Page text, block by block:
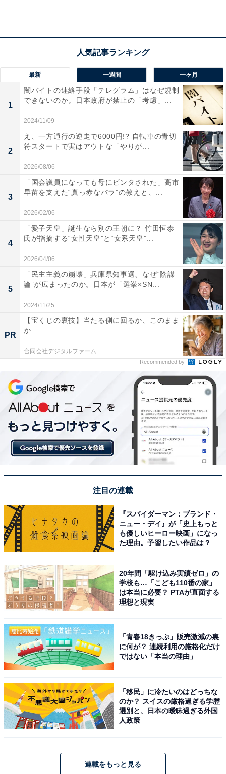
いるようです。
現在のパートナーとの結婚に踏み込めない理由1位
「結婚したくない、悩んでいる理由は何ですか？」と質
問したところ、以下のような結果になりました。
ける（44.7％）」「結婚後の生活がイメージできない
（36.6％）」「生活（家事・育児）について意見が合わ
ない（13.8％）「金銭感覚が合わない（12.2％）」など
の意見が。
対する未婚女性も「結婚の決め手に欠ける（40.4％）」
という理由が1位となり、「結婚後の生活がイメージで
きない（29.8％）」「金銭感覚が合わない（21.2％）」
「生活（家事・育児）について意見が合わない
（18.3％）」と、似たような回答となりました。
今のパートナーとお付き合いをしていて、結婚に踏み切
由はなくても「結婚は違うかな…」と感じる方が多いの
かもしれません。また、一緒に生活を共にするイメージ
最新 一週間 一ヶ月
1
闇バイトの連絡手段「テレグラム」はなぜ規制
できないのか。日本政府が禁止の「考慮」...
2024/11/09
2
え、一方通行の逆走で6000円!? 自転車の青切
符スタートで実はアウトな「やりが...
2026/08/06
3
「国会議員になっても母にビンタされた」高市
早苗を支えた“真っ赤なバラ”の教えと、...
2026/02/06
4
「愛子天皇」誕生なら別の王朝に？ 竹田恒泰
氏が指摘する“女性天皇”と“女系天皇”...
2026/04/06
5
「民主主義の崩壊」兵庫県知事選、なぜ“陰謀
論”が広まったのか。日本が「選挙×SN...
2024/11/25
PR
【宝くじの裏技】当たる側に回るか、このまま
か
合同会社デジタルファーム
Recommended by
注目の連載
『スパイダーマン：ブランド・
ニュー・デイ』が「史上もっと
も優しいヒーロー映画」になっ
た理由。予習したい作品は？
20年間「駆け込み実績ゼロ」の
学校も…「こども110番の家」
は本当に必要？ PTAが直面する
理想と現実
「青春18きっぷ」販売激減の裏
に何が？ 連続利用の厳格化だけ
ではない「本当の理由」
「移民」に冷たいのはどっちな
のか？ スイスの厳格過ぎる学歴
選別と、日本の曖昧過ぎる外国
人政策
連載をもっと見る